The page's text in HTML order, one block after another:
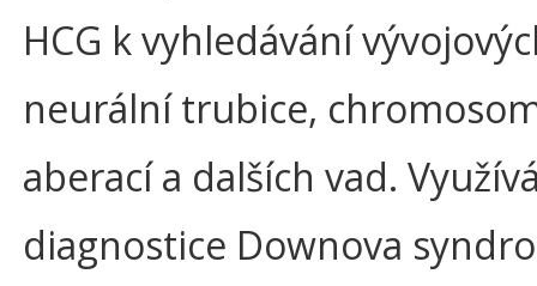
HCG k vyhledávání
neurální trubice,
aberací a dalších vad.
diagnostice Downova